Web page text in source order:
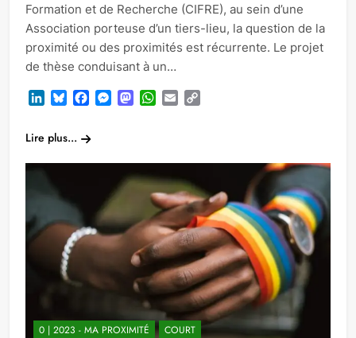
Formation et de Recherche (CIFRE), au sein d’une
Association porteuse d’un tiers-lieu, la question de la
proximité ou des proximités est récurrente. Le projet
de thèse conduisant à un…
LinkedInBlueskyFacebook
Messenger
Mastodon
WhatsApp
Email
Lire plus...
0 | 2023 - MA PROXIMITÉ COURT